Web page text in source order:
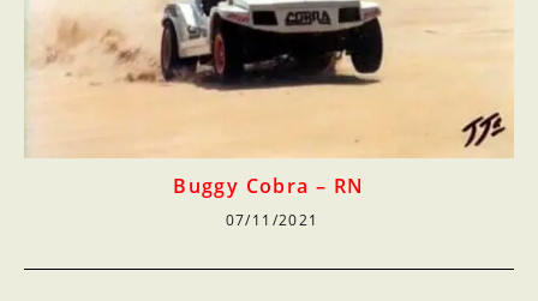
Buggy Cobra – RN
07/11/2021